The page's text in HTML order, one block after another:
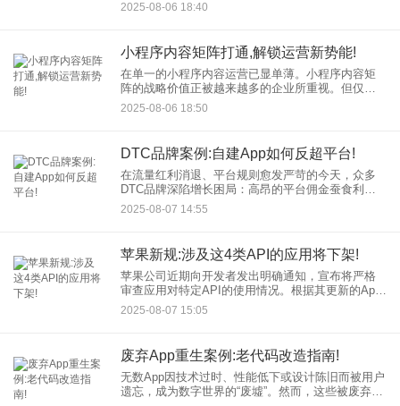
实时滚动的用户评论——则彻底改变了“观看”这一单
2025-08-06 18:40
小程序内容矩阵打通,解锁运营新势能!
在单一的小程序内容运营已显单薄。小程序内容矩
阵的战略价值正被越来越多的企业所重视。但仅仅
拥有矩阵还不够，关键在于如何打通各个节点，形
成协同效应，释放倍增价值。 一、小程序内容矩阵
2025-08-06 18:50
DTC品牌案例:自建App如何反超平台!
在流量红利消退、平台规则愈发严苛的今天，众多
DTC品牌深陷增长困局：高昂的平台佣金蚕食利
润、难以触达真实用户数据、推广成本水涨船高...
依赖第三方平台看似便捷，实则将品牌命脉拱手相
2025-08-07 14:55
苹果新规:涉及这4类API的应用将下架!
苹果公司近期向开发者发出明确通知，宣布将严格
审查应用对特定API的使用情况。根据其更新的App
Store审核指南，涉及以下4类API的应用，若未能及
2025-08-07 15:05
废弃App重生案例:老代码改造指南!
无数App因技术过时、性能低下或设计陈旧而被用户
遗忘，成为数字世界的“废墟”。然而，这些被废弃的